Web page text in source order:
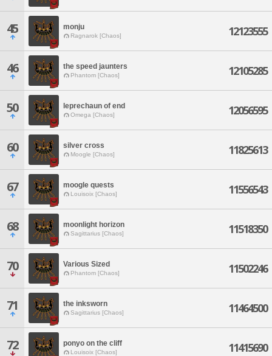
45 monju
Ragnarok [Chaos] 12123555
46 the speed jaunters
Phantom [Chaos] 12105285
50 leprechaun of end
Omega [Chaos] 12056595
60 silver cross
Moogle [Chaos] 11825613
67 moogle quests
Louisoix [Chaos] 11556543
68 moonlight horizon
Sagittarius [Chaos] 11518350
70 Various Sized
Phantom [Chaos] 11502246
71 the inksworn
Sagittarius [Chaos] 11464500
72 ponyo on the cliff
Louisoix [Chaos] 11415690